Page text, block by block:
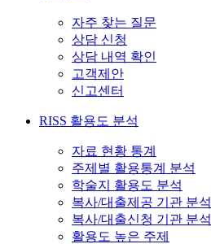
자주 찾는 질문
상담 신청
상담 내역 확인
고객제안
신고센터
RISS 활용도 분석
자료 현황 통계
주제별 활용통계 분석
학술지 활용도 분석
복사/대출제공 기관 분석
복사/대출신청 기관 분석
활용도 높은 주제